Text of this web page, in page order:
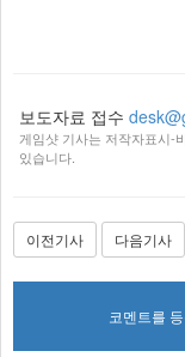
보도자료 접수
게임샷 기사는 저작자표시-
있습니다.
이전기사 다음기사
코멘트를